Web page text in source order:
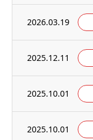
2026.03.19
2025.12.11
2025.10.01
2025.10.01